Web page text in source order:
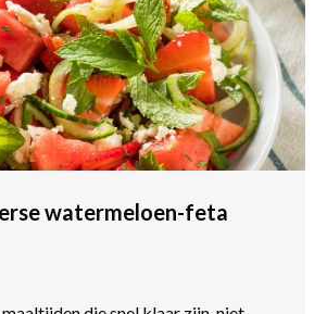
watermeloen-feta